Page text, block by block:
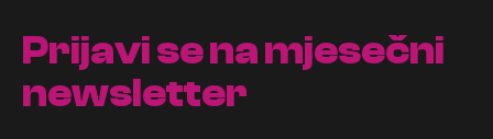
Prijavi se na mjesečni
newsletter